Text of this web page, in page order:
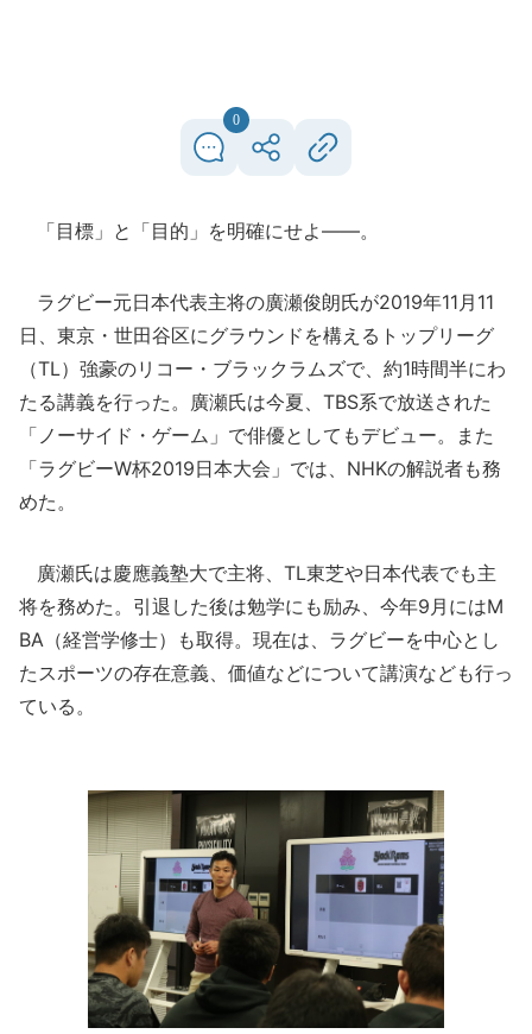
0
「目標」と「目的」を明確にせよ――。
ラグビー元日本代表主将の廣瀬俊朗氏が2019年11月11
日、東京・世田谷区にグラウンドを構えるトップリーグ
（TL）強豪のリコー・ブラックラムズで、約1時間半にわ
たる講義を行った。廣瀬氏は今夏、TBS系で放送された
「ノーサイド・ゲーム」で俳優としてもデビュー。また
「ラグビーW杯2019日本大会」では、NHKの解説者も務
めた。
廣瀬氏は慶應義塾大で主将、TL東芝や日本代表でも主
将を務めた。引退した後は勉学にも励み、今年9月にはM
BA（経営学修士）も取得。現在は、ラグビーを中心とし
たスポーツの存在意義、価値などについて講演なども行っ
ている。